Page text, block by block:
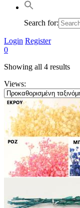
Search for:
Login Register
0
Showing all 4 results
Views: